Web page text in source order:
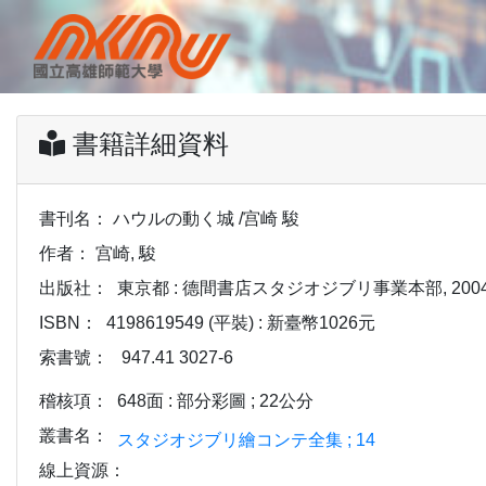
書籍詳細資料
書刊名：
ハウルの動く城 /宫崎 駿
作者：
宫崎, 駿
出版社：
東京都 : 德間書店スタジオジブリ事業本部,
ISBN：
4198619549 (平裝) : 新臺幣1026元
索書號：
947.41 3027-6
稽核項：
648面 : 部分彩圖 ; 22公分
叢書名：
スタジオジブリ繪コンテ全集 ; 14
線上資源：